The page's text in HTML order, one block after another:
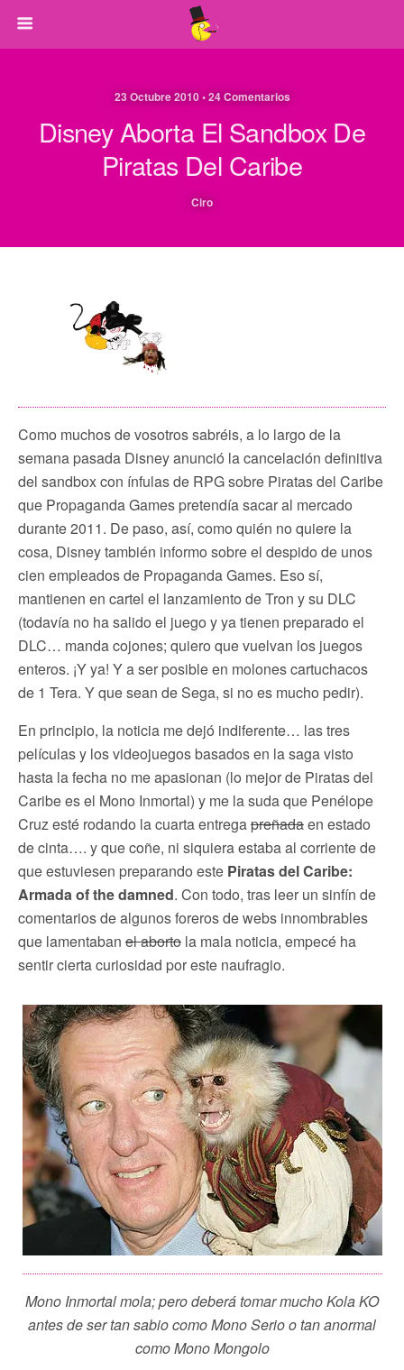
23 Octubre 2010 • 24 Comentarios
Disney Aborta El Sandbox De
Piratas Del Caribe
Ciro
Como muchos de vosotros sabréis, a lo largo de la
semana pasada Disney anunció la cancelación definitiva
del sandbox con ínfulas de RPG sobre Piratas del Caribe
que Propaganda Games pretendía sacar al mercado
durante 2011. De paso, así, como quién no quiere la
cosa, Disney también informo sobre el despido de unos
cien empleados de Propaganda Games. Eso sí,
mantienen en cartel el lanzamiento de Tron y su DLC
(todavía no ha salido el juego y ya tienen preparado el
DLC… manda cojones; quiero que vuelvan los juegos
enteros. ¡Y ya! Y a ser posible en molones cartuchacos
de 1 Tera. Y que sean de Sega, si no es mucho pedir).
En principio, la noticia me dejó indiferente… las tres
películas y los videojuegos basados en la saga visto
hasta la fecha no me apasionan (lo mejor de Piratas del
Caribe es el Mono Inmortal) y me la suda que Penélope
Cruz esté rodando la cuarta entregapreñadaen estado
de cinta…. y que coñe, ni siquiera estaba al corriente de
que estuviesen preparando este Piratas del Caribe:
Armada of the damned. Con todo, tras leer un sinfín de
comentarios de algunos foreros de webs innombrables
que lamentaban el aborto la mala noticia, empecé ha
sentir cierta curiosidad por este naufragio.
Mono Inmortal mola; pero deberá tomar mucho Kola KO
antes de ser tan sabio como Mono Serio o tan anormal
como Mono Mongolo